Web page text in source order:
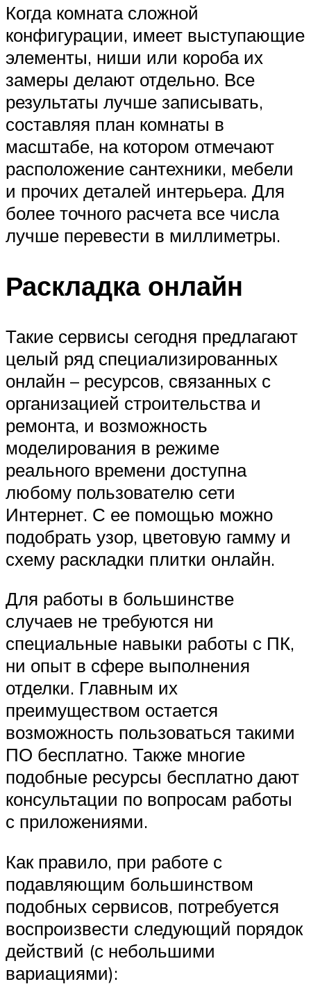
Когда комната сложной
конфигурации, имеет выступающие
элементы, ниши или короба их
замеры делают отдельно. Все
результаты лучше записывать,
составляя план комнаты в
масштабе, на котором отмечают
расположение сантехники, мебели
и прочих деталей интерьера. Для
более точного расчета все числа
лучше перевести в миллиметры.
Раскладка онлайн
Такие сервисы сегодня предлагают
целый ряд специализированных
онлайн – ресурсов, связанных с
организацией строительства и
ремонта, и возможность
моделирования в режиме
реального времени доступна
любому пользователю сети
Интернет. С ее помощью можно
подобрать узор, цветовую гамму и
схему раскладки плитки онлайн.
Для работы в большинстве
случаев не требуются ни
специальные навыки работы с ПК,
ни опыт в сфере выполнения
отделки. Главным их
преимуществом остается
возможность пользоваться такими
ПО бесплатно. Также многие
подобные ресурсы бесплатно дают
консультации по вопросам работы
с приложениями.
Как правило, при работе с
подавляющим большинством
подобных сервисов, потребуется
воспроизвести следующий порядок
действий (с небольшими
вариациями):